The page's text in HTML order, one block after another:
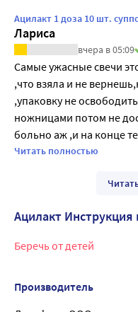
Ацилакт 1 доза 10 шт.
Лариса
вчера в 05:09
Самые ужасные свечи
,что взяла и не
,упаковку не
ножницами потом не
больно аж ,и на конце
фирмы так не было
Читать полностью
Ацилакт
Беречь от детей
Производитель